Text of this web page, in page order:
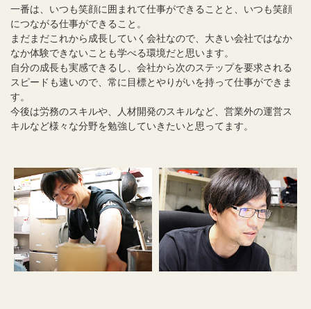
一番は、いつも笑顔に囲まれて仕事ができることと、いつも笑顔
につながる仕事ができること。
まだまだこれから成長していく会社なので、大きい会社ではなか
なか体験できないことも学べる環境だと思います。
自分の成長も実感できるし、会社から次のステップを要求される
スピードも速いので、常に目標とやりがいを持って仕事ができま
す。
今後は労務のスキルや、人材開発のスキルなど、営業外の運営ス
キルなど様々な分野を勉強していきたいと思ってます。